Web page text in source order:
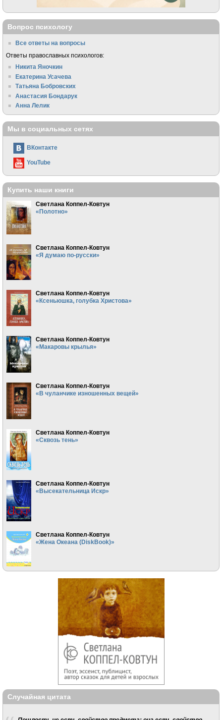
Вопрос психологу
Все ответы на вопросы
Ответы православных психологов:
Никита Яночкин
Екатерина Усачева
Татьяна Бобровских
Анастасия Бондарук
Анна Лелик
Мы в социальных сетях
ВКонтакте
YouTube
Купить наши книги
Светлана Коппел-Ковтун
«Полотно»
Светлана Коппел-Ковтун
«Я думаю по-русски»
Светлана Коппел-Ковтун
«Ксеньюшка, голубка Христова»
Светлана Коппел-Ковтун
«Макаровы крылья»
Светлана Коппел-Ковтун
«В чуланчике изношенных вещей»
Светлана Коппел-Ковтун
«Сквозь тень»
Светлана Коппел-Ковтун
«Высекательница Искр»
Светлана Коппел-Ковтун
«Жена Океана (DiskBook)»
Случайная цитата